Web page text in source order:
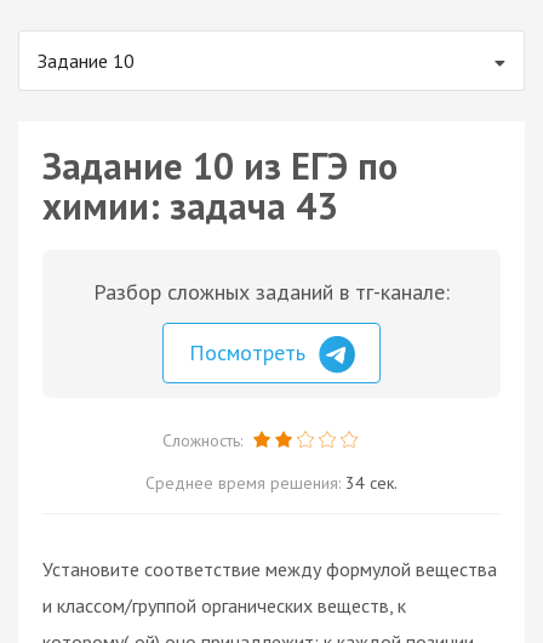
Задание 10
Задание 10 из ЕГЭ по
химии: задача 43
Разбор сложных заданий в тг-канале:
Посмотреть
Сложность:
Среднее время решения: 34 сек.
Установите соответствие между формулой вещества
и классом/группой органических веществ, к